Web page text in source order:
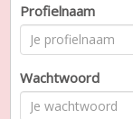
Profielnaam
Wachtwoord